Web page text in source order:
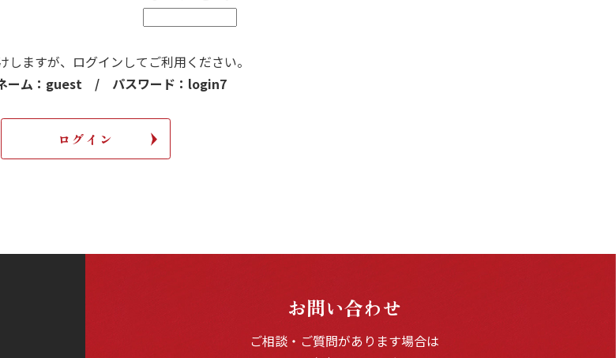
しますが、 ログインしてご利用ください。
ーム：guest / パスワード：login7
お問い合わせ
ご相談・ご質問があります場合は